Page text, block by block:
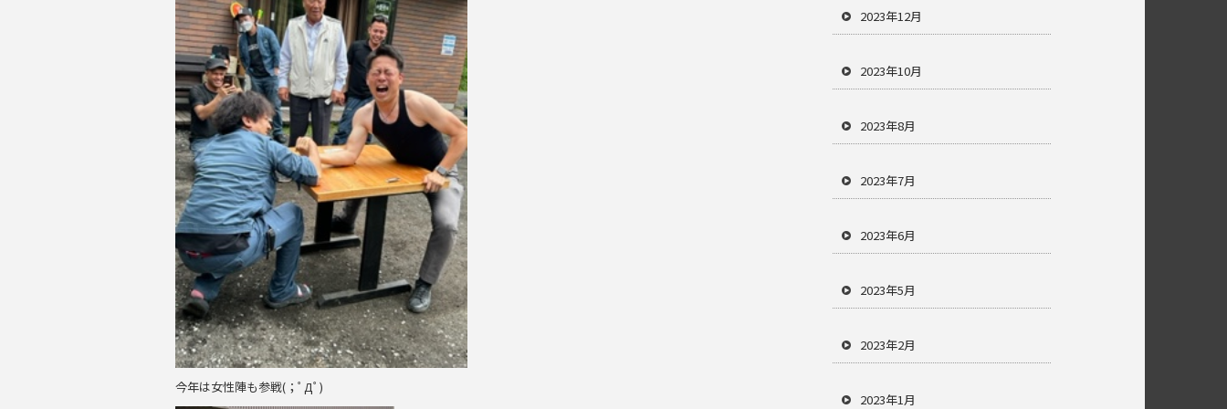
今年は女性陣も参戦(；ﾟДﾟ)
2023年12月
2023年10月
2023年8月
2023年7月
2023年6月
2023年5月
2023年2月
2023年1月